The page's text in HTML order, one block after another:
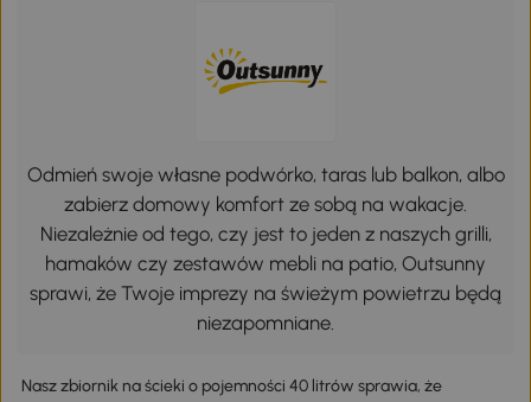
Odmień swoje własne podwórko, taras lub balkon, albo
zabierz domowy komfort ze sobą na wakacje.
Niezależnie od tego, czy jest to jeden z naszych grilli,
hamaków czy zestawów mebli na patio, Outsunny
sprawi, że Twoje imprezy na świeżym powietrzu będą
niezapomniane.
Nasz zbiornik na ścieki o pojemności 40 litrów sprawia, że